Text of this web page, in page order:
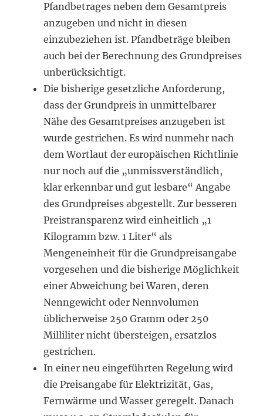
Pfandbetrages neben dem Gesamtpreis
anzugeben und nicht in diesen
einzubeziehen ist. Pfandbeträge bleiben
auch bei der Berechnung des Grundpreises
unberücksichtigt.
Die bisherige gesetzliche Anforderung,
dass der Grundpreis in unmittelbarer
Nähe des Gesamtpreises anzugeben ist
wurde gestrichen. Es wird nunmehr nach
dem Wortlaut der europäischen Richtlinie
nur noch auf die „unmissverständlich,
klar erkennbar und gut lesbare“ Angabe
des Grundpreises abgestellt. Zur besseren
Preistransparenz wird einheitlich „1
Kilogramm bzw. 1 Liter“ als
Mengeneinheit für die Grundpreisangabe
vorgesehen und die bisherige Möglichkeit
einer Abweichung bei Waren, deren
Nenngewicht oder Nennvolumen
üblicherweise 250 Gramm oder 250
Milliliter nicht übersteigen, ersatzlos
gestrichen.
In einer neu eingeführten Regelung wird
die Preisangabe für Elektrizität, Gas,
Fernwärme und Wasser geregelt. Danach